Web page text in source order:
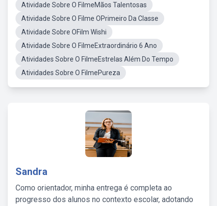
Atividade Sobre O FilmeMãos Talentosas
Atividade Sobre O Filme OPrimeiro Da Classe
Atividade Sobre OFilm Wishi
Atividade Sobre O FilmeExtraordinário 6 Ano
Atividades Sobre O FilmeEstrelas Além Do Tempo
Atividades Sobre O FilmePureza
Sandra
Como orientador, minha entrega é completa ao
progresso dos alunos no contexto escolar, adotando